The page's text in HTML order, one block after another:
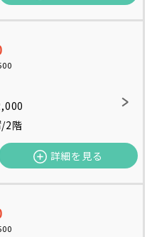
/2階
詳細を見る